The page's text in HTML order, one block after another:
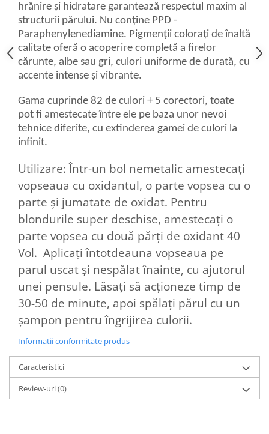
hrănire și hidratare garantează respectul maxim al
structurii părului. Nu conține PPD -
Paraphenylenediamine. Pigmenții colorați de înaltă
calitate oferă o acoperire completă a firelor
cărunte, albe sau gri, culori uniforme de durată, cu
accente intense și vibrante.
Gama cuprinde 82 de culori + 5 corectori, toate
pot fi amestecate între ele pe baza unor nevoi
tehnice diferite, cu extinderea gamei de culori la
infinit.
Utilizare: Într-un bol nemetalic amestecați
vopseaua cu oxidantul, o parte vopsea cu o
parte și jumatate de oxidat. Pentru
blondurile super deschise, amestecați o
parte vopsea cu două părți de oxidant 40
Vol. Aplicați întotdeauna vopseaua pe
parul uscat și nespălat înainte, cu ajutorul
unei pensule. Lăsați să acționeze timp de
30-50 de minute, apoi spălați părul cu un
șampon pentru îngrijirea culorii.
Informatii conformitate produs
Caracteristici
Review-uri(0)